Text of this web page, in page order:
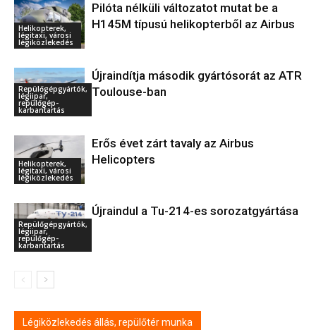
Helikopterek,
légitaxi, városi
légiközlekedés
Pilóta nélküli változatot mutat be a
H145M típusú helikopterből az Airbus
Repülőgépgyártók,
légiipar,
repülőgép-
karbantartás
Újraindítja második gyártósorát az ATR
Toulouse-ban
Helikopterek,
légitaxi, városi
légiközlekedés
Erős évet zárt tavaly az Airbus
Helicopters
Repülőgépgyártók,
légiipar,
repülőgép-
karbantartás
Újraindul a Tu-214-es sorozatgyártása
Légiközlekedés állás, repülőtér munka